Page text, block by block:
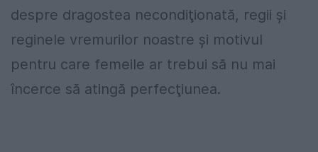
despre dragostea necondiţionată, regii şi
reginele vremurilor noastre şi motivul
pentru care femeile ar trebui să nu mai
încerce să atingă perfecţiunea.